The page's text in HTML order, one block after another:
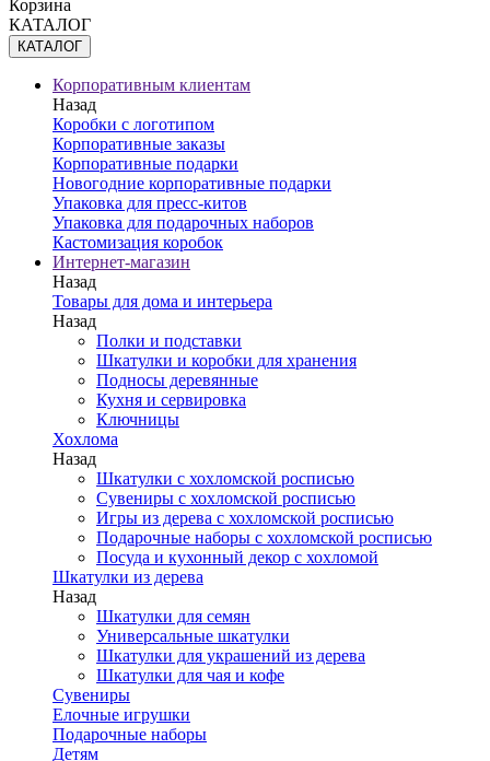
Корзина
КАТАЛОГ
КАТАЛОГ
Корпоративным клиентам
Назад
Коробки с логотипом
Корпоративные заказы
Корпоративные подарки
Новогодние корпоративные подарки
Упаковка для пресс-китов
Упаковка для подарочных наборов
Кастомизация коробок
Интернет-магазин
Назад
Товары для дома и интерьера
Назад
Полки и подставки
Шкатулки и коробки для хранения
Подносы деревянные
Кухня и сервировка
Ключницы
Хохлома
Назад
Шкатулки с хохломской росписью
Сувениры с хохломской росписью
Игры из дерева с хохломской росписью
Подарочные наборы с хохломской росписью
Посуда и кухонный декор с хохломой
Шкатулки из дерева
Назад
Шкатулки для семян
Универсальные шкатулки
Шкатулки для украшений из дерева
Шкатулки для чая и кофе
Сувениры
Елочные игрушки
Подарочные наборы
Детям